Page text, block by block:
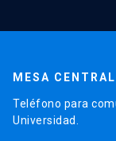
MESA CENTRAL
Teléfono para
Universidad.